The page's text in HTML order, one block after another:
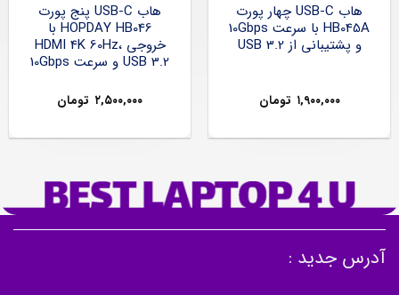
هاب USB-C چهار پورت
HB045A با سرعت 10Gbps
و پشتیبانی از USB 3.2
۱,۹۰۰,۰۰۰ تومان
هاب USB-C پنج پورت
HOPDAY HB046 با
خروجی HDMI 4K 60Hz،
USB 3.2 و سرعت 10Gbps
۲,۵۰۰,۰۰۰ تومان
آدرس جدید :